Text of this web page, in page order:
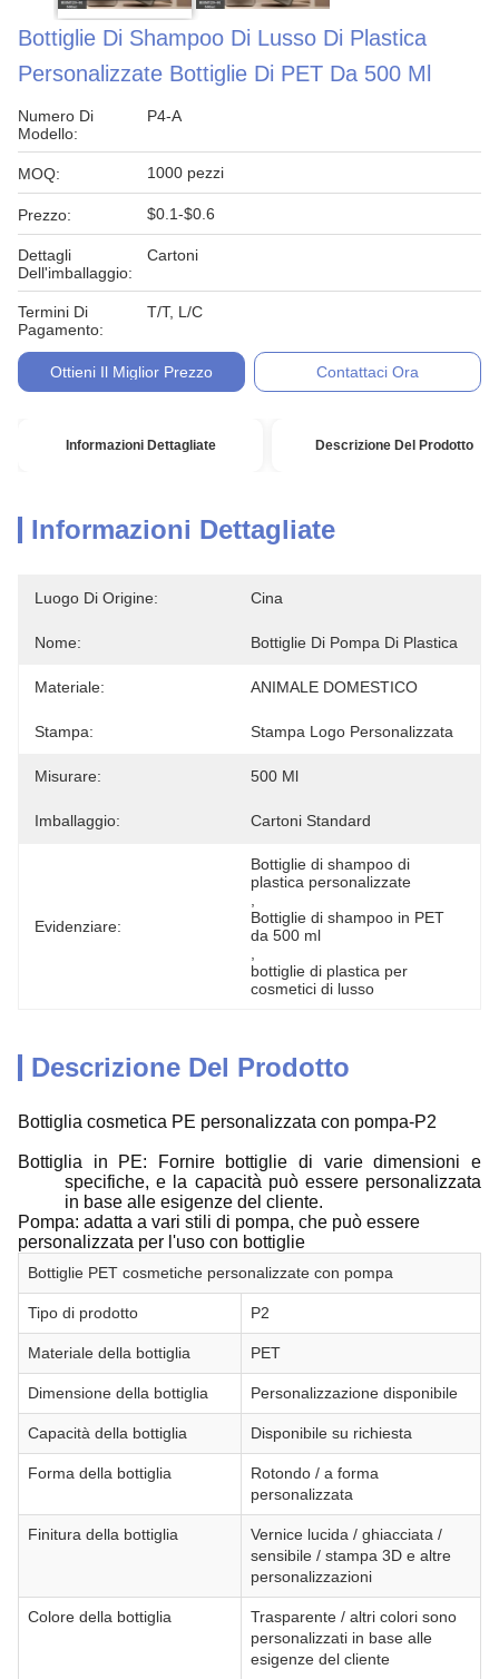
Bottiglie Di Shampoo Di Lusso Di Plastica
Personalizzate Bottiglie Di PET Da 500 Ml
Numero Di
Modello:
P4-A
MOQ: 1000 pezzi
Prezzo: $0.1-$0.6
Dettagli
Dell'imballaggio:
Cartoni
Termini Di
Pagamento:
T/T, L/C
Ottieni Il Miglior Prezzo Contattaci Ora
Informazioni Dettagliate Descrizione Del Prodotto
Informazioni Dettagliate
Luogo Di Origine: Cina
Nome: Bottiglie Di Pompa Di Plastica
Materiale: ANIMALE DOMESTICO
Stampa: Stampa Logo Personalizzata
Misurare: 500 Ml
Imballaggio: Cartoni Standard
Evidenziare:
Bottiglie di shampoo di
plastica personalizzate
Bottiglie di shampoo in PET
da 500 ml
bottiglie di plastica per
cosmetici di lusso
Descrizione Del Prodotto
Bottiglia cosmetica PE personalizzata con pompa-P2
Bottiglia in PE: Fornire bottiglie di varie dimensioni e
specifiche, e la capacità può essere personalizzata
in base alle esigenze del cliente.
Pompa: adatta a vari stili di pompa, che può essere
personalizzata per l'uso con bottiglie
Bottiglie PET cosmetiche personalizzate con pompa
Tipo di prodotto P2
Materiale della bottiglia PET
Dimensione della bottiglia Personalizzazione disponibile
Capacità della bottiglia Disponibile su richiesta
Forma della bottiglia
Rotondo / a forma
personalizzata
Finitura della bottiglia
Vernice lucida / ghiacciata /
sensibile / stampa 3D e altre
personalizzazioni
Colore della bottiglia
Trasparente / altri colori sono
personalizzati in base alle
esigenze del cliente